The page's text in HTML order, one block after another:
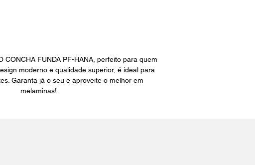
CONCHA FUNDA PF-HANA, perfeito para quem
moderno e qualidade superior, é ideal para
Garanta já o seu e aproveite o melhor em
melaminas!